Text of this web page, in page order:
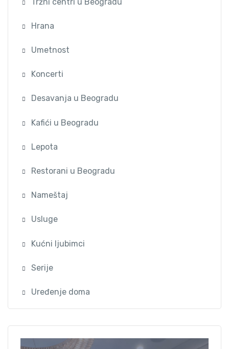
Hrana
Umetnost
Koncerti
Desavanja u Beogradu
Kafići u Beogradu
Lepota
Restorani u Beogradu
Nameštaj
Usluge
Kućni ljubimci
Serije
Uređenje doma